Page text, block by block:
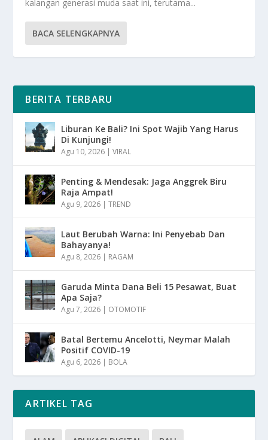
kalangan generasi muda saat ini, terutama...
BACA SELENGKAPNYA
BERITA TERBARU
Liburan Ke Bali? Ini Spot Wajib Yang Harus
Di Kunjungi!
Agu 10, 2026 |VIRAL
Penting & Mendesak: Jaga Anggrek Biru
Raja Ampat!
Agu 9, 2026 |TREND
Laut Berubah Warna: Ini Penyebab Dan
Bahayanya!
Agu 8, 2026 RAGAM
Garuda Minta Dana Beli 15 Pesawat, Buat
Apa Saja?
Agu 7, 2026 OTOMOTIF
Batal Bertemu Ancelotti, Neymar Malah
Positif COVID-19
Agu 6, 2026 BOLA
ARTIKEL TAG